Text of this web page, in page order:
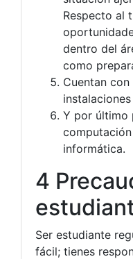
Respecto al
dentro del
como
Cuentan
Y por último
informática.
4
Ser estudiante
fácil; tienes